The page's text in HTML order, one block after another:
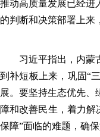
推动高质量发展已经进
的判断和决策部署上来
习近平指出，内蒙古
到补短板上来，巩固“
展。要坚持生态优先
障和改善民生，着力
保障”面临的难题，确